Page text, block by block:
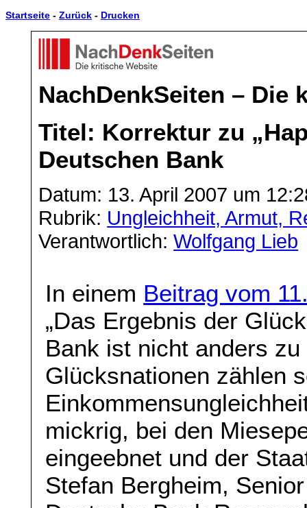
Startseite - Zurück - Drucken
NachDenkSeiten – Die
Titel: Korrektur zu
Deutschen Bank
Datum: 13. April 2007 um
Rubrik: Ungleichheit, Armut,
Verantwortlich:Wolfgang Lieb
In einem Beitrag vom
„Das Ergebnis der
Bank ist nicht anders
Glücksnationen zählen
mickrig, bei den
eingeebnet und der
Stefan Bergheim,